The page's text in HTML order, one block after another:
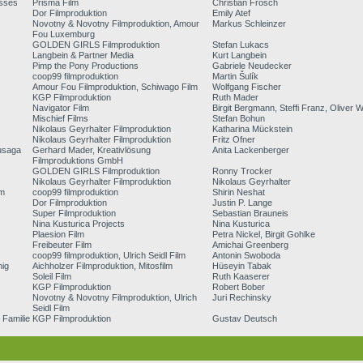
Prisma Film
Christian Frosch
Dor Filmproduktion
Emily Atef
Novotny & Novotny Filmproduktion, Amour
Fou Luxemburg
Markus Schleinzer
GOLDEN GIRLS Filmproduktion
Stefan Lukacs
Langbein & Partner Media
Kurt Langbein
Pimp the Pony Productions
Gabriele Neudecker
coop99 filmproduktion
Martin Šulík
Amour Fou Filmproduktion, Schiwago Film
Wolfgang Fischer
KGP Filmproduktion
Ruth Mader
Navigator Film
Birgit Bergmann, Steffi Franz, Oliver
Mischief Films
Stefan Bohun
Nikolaus Geyrhalter Filmproduktion
Katharina Mückstein
Nikolaus Geyrhalter Filmproduktion
Fritz Ofner
Gerhard Mader, Kreativlösung
Filmproduktions GmbH
Anita Lackenberger
GOLDEN GIRLS Filmproduktion
Ronny Trocker
Nikolaus Geyrhalter Filmproduktion
Nikolaus Geyrhalter
coop99 filmproduktion
Shirin Neshat
Dor Filmproduktion
Justin P. Lange
Super Filmproduktion
Sebastian Brauneis
Nina Kusturica Projects
Nina Kusturica
Plaesion Film
Petra Nickel, Birgit Gohlke
Freibeuter Film
Amichai Greenberg
coop99 filmproduktion, Ulrich Seidl Film
Antonin Swoboda
Aichholzer Filmproduktion, Mitosfilm
Hüseyin Tabak
Soleil Film
Ruth Kaaserer
KGP Filmproduktion
Robert Bober
Novotny & Novotny Filmproduktion, Ulrich
Seidl Film
Juri Rechinsky
KGP Filmproduktion Gustav Deutsch